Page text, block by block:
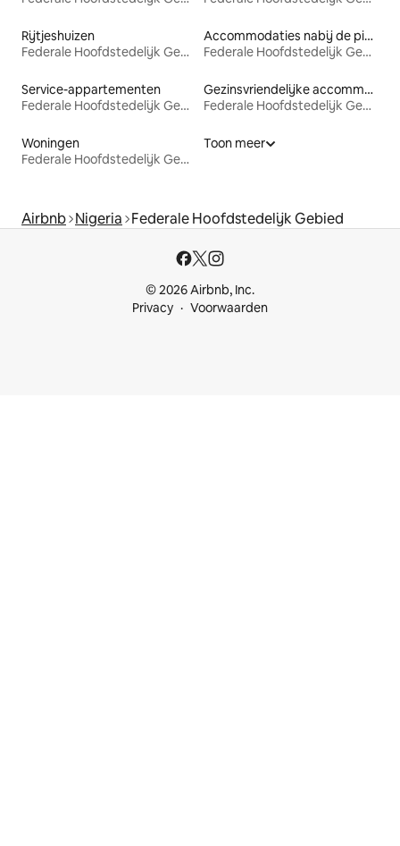
Rijtjeshuizen
Federale Hoofdstedelijk Gebied
Accommodaties nabij de piste
Federale Hoofdstedelijk Gebied
Service-appartementen
Federale Hoofdstedelijk Gebied
Gezinsvriendelijke accommodaties
Federale Hoofdstedelijk Gebied
Woningen
Federale Hoofdstedelijk Gebied
Toon meer
Airbnb Nigeria Federale Hoofdstedelijk Gebied
© 2026 Airbnb, Inc.
Privacy
Voorwaarden